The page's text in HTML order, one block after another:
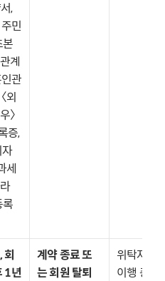
,
민
본
계
관
외
〉
증,
자
세
록
회
1년
계약 종료 또
는 회원 탈퇴
위탁자 의
이행 종료